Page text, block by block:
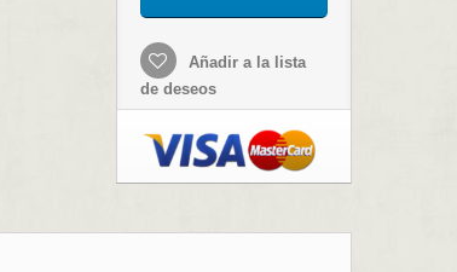
Añadir a la lista
de deseos